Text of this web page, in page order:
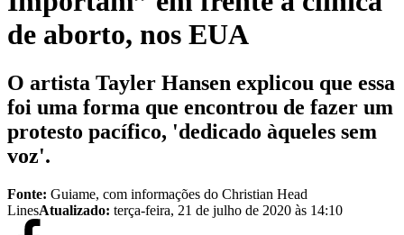
de aborto, nos EUA
O artista Tayler Hansen explicou que essa
foi uma forma que encontrou de fazer um
protesto pacífico, 'dedicado àqueles sem
voz'.
Fonte: Guiame, com informações do Christian Head
LinesAtualizado: terça-feira, 21 de julho de 2020 às 14:10